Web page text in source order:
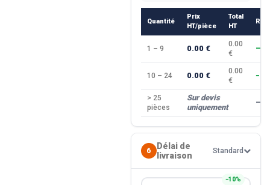
Quantité
Prix
HT/pièce
Total
HT
1 – 9 0.00 €
0.00
€
—
10 – 24 0.00 €
0.00
€
> 25
pièces
Sur devis
uniquement
—
6
Délai de
livraison
Standard
−10%